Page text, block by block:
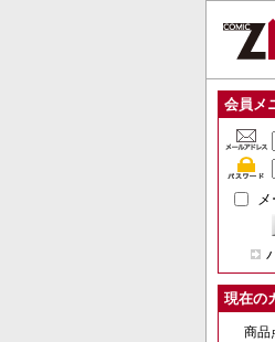
会員メ
現在の
商品